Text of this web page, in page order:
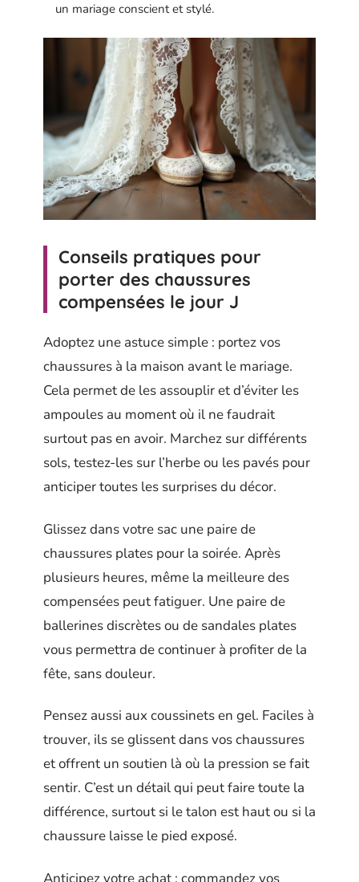
un mariage conscient et stylé.
Conseils pratiques pour
porter des chaussures
compensées le jour J
Adoptez une astuce simple : portez vos
chaussures à la maison avant le mariage.
Cela permet de les assouplir et d’éviter les
ampoules au moment où il ne faudrait
surtout pas en avoir. Marchez sur différents
sols, testez-les sur l’herbe ou les pavés pour
anticiper toutes les surprises du décor.
Glissez dans votre sac une paire de
chaussures plates pour la soirée. Après
plusieurs heures, même la meilleure des
compensées peut fatiguer. Une paire de
ballerines discrètes ou de sandales plates
vous permettra de continuer à profiter de la
fête, sans douleur.
Pensez aussi aux coussinets en gel. Faciles à
trouver, ils se glissent dans vos chaussures
et offrent un soutien là où la pression se fait
sentir. C’est un détail qui peut faire toute la
différence, surtout si le talon est haut ou si la
chaussure laisse le pied exposé.
Anticipez votre achat : commandez vos